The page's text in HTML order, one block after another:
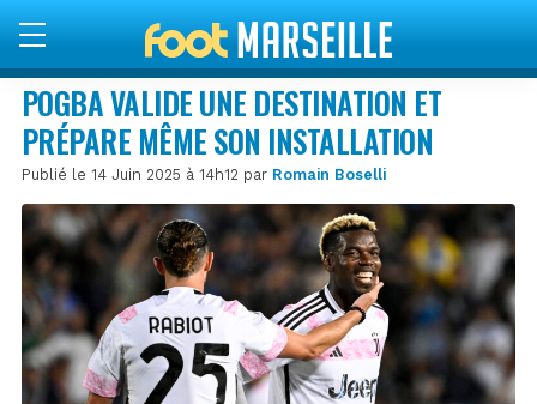
POGBA VALIDE UNE DESTINATION ET
PRÉPARE MÊME SON INSTALLATION
Publié le 14 Juin 2025 à 14h12 par Romain Boselli